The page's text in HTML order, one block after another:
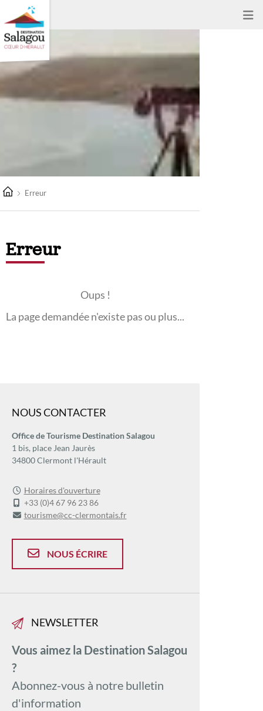
Erreur
Erreur
Oups !
La page demandée n'existe pas ou plus...
NOUS CONTACTER
Office de Tourisme Destination Salagou
1 bis, place Jean Jaurès
34800 Clermont l'Hérault
Horaires d'ouverture
+33 (0)4 67 96 23 86
tourisme@cc-clermontais.fr
NOUS ÉCRIRE
NEWSLETTER
Vous aimez la Destination Salagou
?
Abonnez-vous à notre bulletin
d'information